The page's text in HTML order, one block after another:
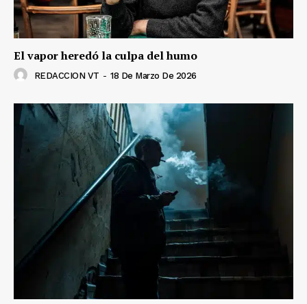
El vapor heredó la culpa del humo
REDACCION VT - 18 De Marzo De 2026